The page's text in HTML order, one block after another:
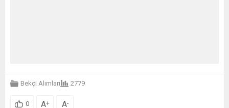
Bekçi Alımları 2779
0 A+ A-